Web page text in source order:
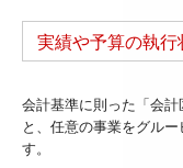
実績や予算の執
会計基準に則った「会
と、任意の事業をグル
す。